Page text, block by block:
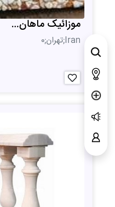
موزائیک ماهان...
Iran;تهران;0